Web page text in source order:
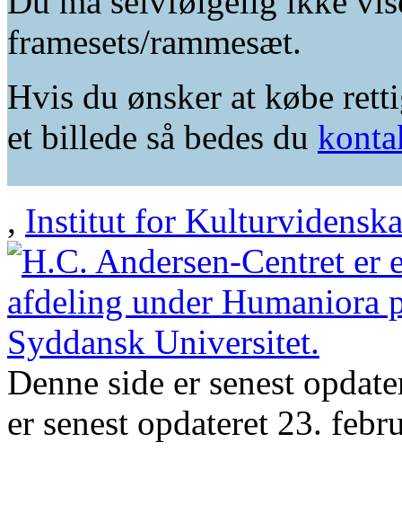
framesets/rammesæt.
Hvis du ønsker at købe
et billede så bedes du
, Institut for
Denne side er senest
er senest opdateret 23.